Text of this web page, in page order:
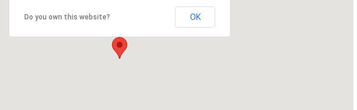
Do you own this website? OK